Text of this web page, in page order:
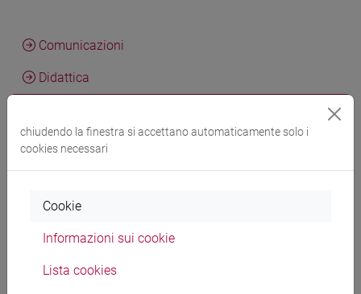
Comunicazioni
Didattica
Pubblicazioni
CV
chiudendo la finestra si accettano automaticamente solo i
cookies necessari
Cookie
Informazioni sui cookie
Lista cookies